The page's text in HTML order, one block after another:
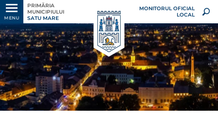
MENU
PRIMĂRIA
MUNICIPIULUI
SATU MARE
MONITORUL OFICIAL
LOCAL